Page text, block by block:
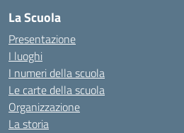
La Scuola
Presentazione
I luoghi
I numeri della scuola
Le carte della scuola
Organizzazione
La storia